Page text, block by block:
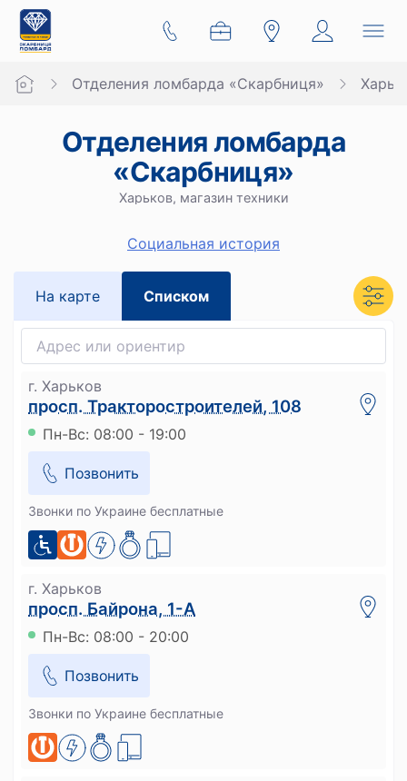
Отделения ломбарда «Скарбниця»
Отделения ломбарда
«Скарбниця»
Харьков, магазин техники
Социальная история
На карте Списком
г. Харьков
просп. Тракторостроителей, 108
Пн-Вс: 08:00 - 19:00
Позвонить
Звонки по Украине бесплатные
г. Харьков
просп. Байрона, 1-А
Пн-Вс: 08:00 - 20:00
Позвонить
Звонки по Украине бесплатные